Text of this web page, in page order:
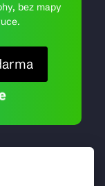
bez mapy